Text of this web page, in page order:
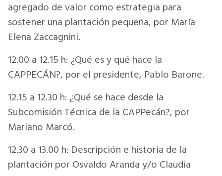
agregado de valor como estrategia para
sostener una plantación pequeña, por María
Elena Zaccagnini.
12.00 a 12.15 h: ¿Qué es y qué hace la
CAPPECÁN?, por el presidente, Pablo Barone.
12.15 a 12.30 h: ¿Qué se hace desde la
Subcomisión Técnica de la CAPPecán?, por
Mariano Marcó.
12.30 a 13.00 h: Descripción e historia de la
plantación por Osvaldo Aranda y/o Claudia